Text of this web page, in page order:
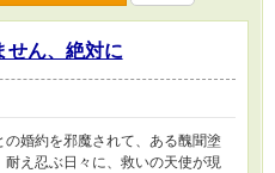
せん、絶対に
婚約を邪魔されて、ある醜聞塗
え忍ぶ日々に、救いの天使が現